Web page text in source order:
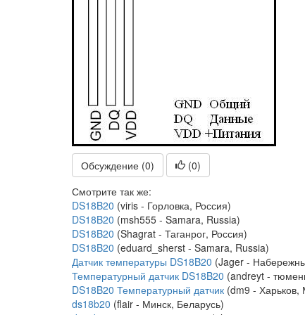
Обсуждение (0) (0)
Смотрите так же:
DS18B20 (viris - Горловка, Россия)
DS18B20 (msh555 - Samara, Russia)
DS18B20 (Shagrat - Таганрог, Россия)
DS18B20 (eduard_sherst - Samara, Russia)
Датчик температуры DS18B20 (Jager -
Температурный датчик DS18B20 (andreyt -
DS18B20 Температурный датчик (dm9 - Харьков,
ds18b20 (flair - Минск, Беларусь)